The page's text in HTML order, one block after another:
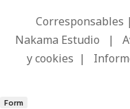
Nakama Estudio |
y cookies |
Form